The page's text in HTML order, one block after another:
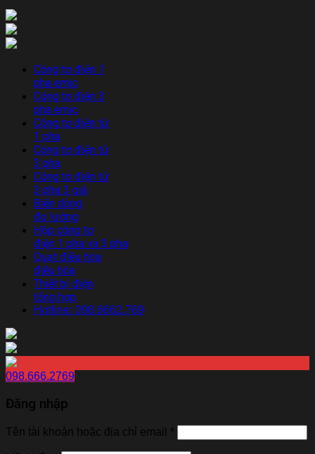
Công tơ điện 1
pha emic
Công tơ điện 3
pha emic
Công tơ điện tử
1 pha
Công tơ điện tử
3 pha
Công tơ điện tử
3 pha 3 giá
Biến dòng
đo lường
Hộp công tơ
điện 1 pha và 3 pha
Quạt điều hòa
điều hòa
Thiết bị điện
tổng hợp
Hotline: 098.6662.769
098.666.2769
Đăng nhập
Tên tài khoản hoặc địa chỉ email *